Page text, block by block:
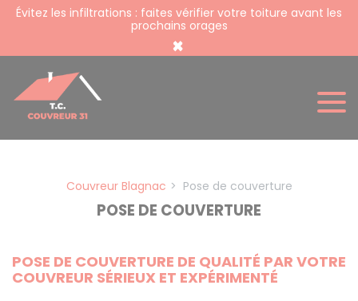
Évitez les infiltrations : faites vérifier votre toiture avant les
prochains orages
×
Couvreur Blagnac Pose de couverture
POSE DE COUVERTURE
POSE DE COUVERTURE DE QUALITÉ PAR VOTRE
COUVREUR SÉRIEUX ET EXPÉRIMENTÉ
Panneau de gestion des cookies